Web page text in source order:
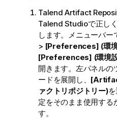
Talend Artifact
Talend Studioで正し
します。メニューバー
> [Preferences] (環
[Preferences] (環境
開きます。左パネルの
ードを展開し、
ァクトリポジトリー)
定をそのまま使用する
す。